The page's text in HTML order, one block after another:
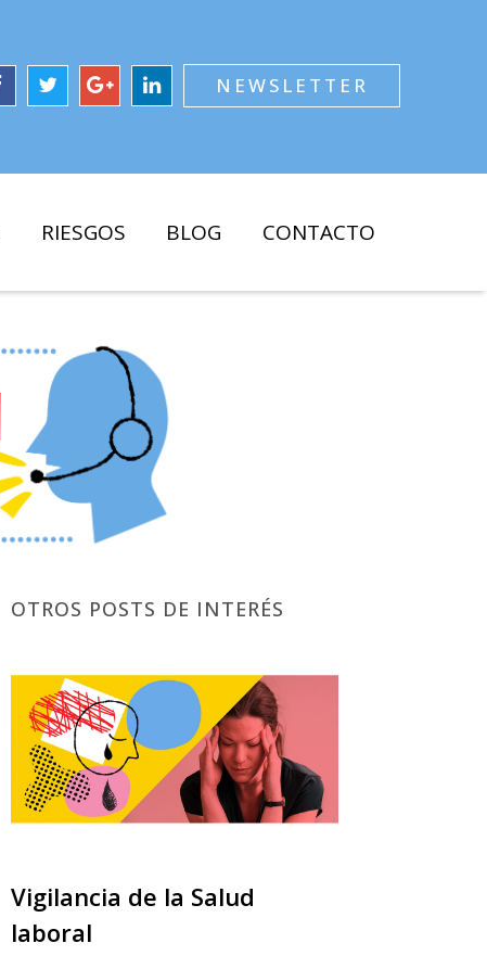
NEWSLETTER
RIESGOS BLOG CONTACTO
OTROS POSTS DE INTERÉS
Vigilancia de la Salud
laboral